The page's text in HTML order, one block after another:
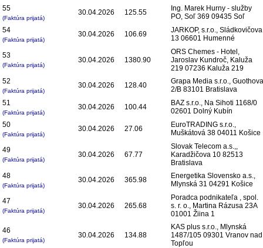
55
(Faktúra prijatá)
30.04.2026 125.55
Ing. Marek Hurny - služby
PO, Soľ 369 09435 Soľ
54
(Faktúra prijatá)
30.04.2026 106.69
JARKOP, s.r.o., Sládkovičova
13 06601 Humenné
53
(Faktúra prijatá)
30.04.2026 1380.90
ORS Chemes - Hotel,
Jaroslav Kundroč, Kaluža
219 07236 Kaluža 219
52
(Faktúra prijatá)
30.04.2026 128.40
Grapa Media s.r.o., Guothova
2/B 83101 Bratislava
51
(Faktúra prijatá)
30.04.2026 100.44
BAZ s.r.o., Na Sihoti 1168/0
02601 Dolný Kubín
50
(Faktúra prijatá)
30.04.2026 27.06
EuroTRADING s.r.o.,
Muškátová 38 04011 Košice
49
(Faktúra prijatá)
30.04.2026 67.77
Slovak Telecom a.s.,,
Karadžičova 10 82513
Bratislava
48
(Faktúra prijatá)
30.04.2026 365.98
Energetika Slovensko a.s.,
Mlynská 31 04291 Košice
47
(Faktúra prijatá)
30.04.2026 265.68
Poradca podnikateľa , spol.
s. r. o., Martina Rázusa 23A
01001 Žiina 1
46
(Faktúra prijatá)
30.04.2026 134.88
KAS plus s.r.o., Mlynská
1487/105 09301 Vranov nad
Topľou